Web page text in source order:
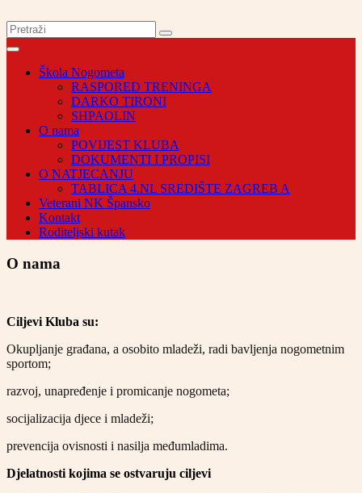
Škola Nogometa
RASPORED TRENINGA
DARKO TIRONI
SHPAOLIN
O nama
POVIJEST KLUBA
DOKUMENTI I PROPISI
O NATJECANJU
TABLICA 4.NL SREDIŠTE ZAGREB A
Veterani NK Špansko
Kontakt
Roditeljski kutak
O nama
Ciljevi Kluba su:
Okupljanje građana, a osobito mladeži, radi bavljenja nogometnim
sportom;
razvoj, unapređenje i promicanje nogometa;
socijalizacija djece i mladeži;
prevencija ovisnosti i nasilja međumladima.
Djelatnosti kojima se ostvaruju ciljevi